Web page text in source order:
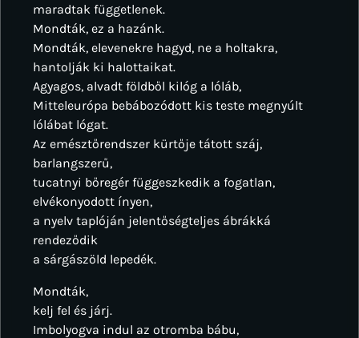
maradtak függetlenek.
Mondták, ez a hazánk.
Mondták, elevenekre hagyd, ne a holtakra,
hantolják ki halottaikat.
Agyagos, alvadt földből kilóg a lóláb,
Mitteleurópa bebábozódott kis teste megnyúlt
lólábat lógat.
Az emésztőrendszer kürtője tátott száj,
barlangszerű,
tucatnyi bőregér függeszkedik a fogatlan,
elvékonyodott ínyen,
a nyelv taplóján jelentőségteljes ábrákká
rendeződik
a sárgászöld lepedék.
Mondták,
kelj fel és járj.
Imbolyogva indul az otromba bábu,